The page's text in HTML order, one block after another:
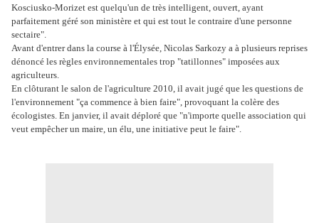
Kosciusko-Morizet est quelqu'un de très intelligent, ouvert, ayant
parfaitement géré son ministère et qui est tout le contraire d'une personne
sectaire".
Avant d'entrer dans la course à l'Élysée, Nicolas Sarkozy a à plusieurs reprises
dénoncé les règles environnementales trop "tatillonnes" imposées aux
agriculteurs.
En clôturant le salon de l'agriculture 2010, il avait jugé que les questions de
l'environnement "ça commence à bien faire", provoquant la colère des
écologistes. En janvier, il avait déploré que "n'importe quelle association qui
veut empêcher un maire, un élu, une initiative peut le faire".